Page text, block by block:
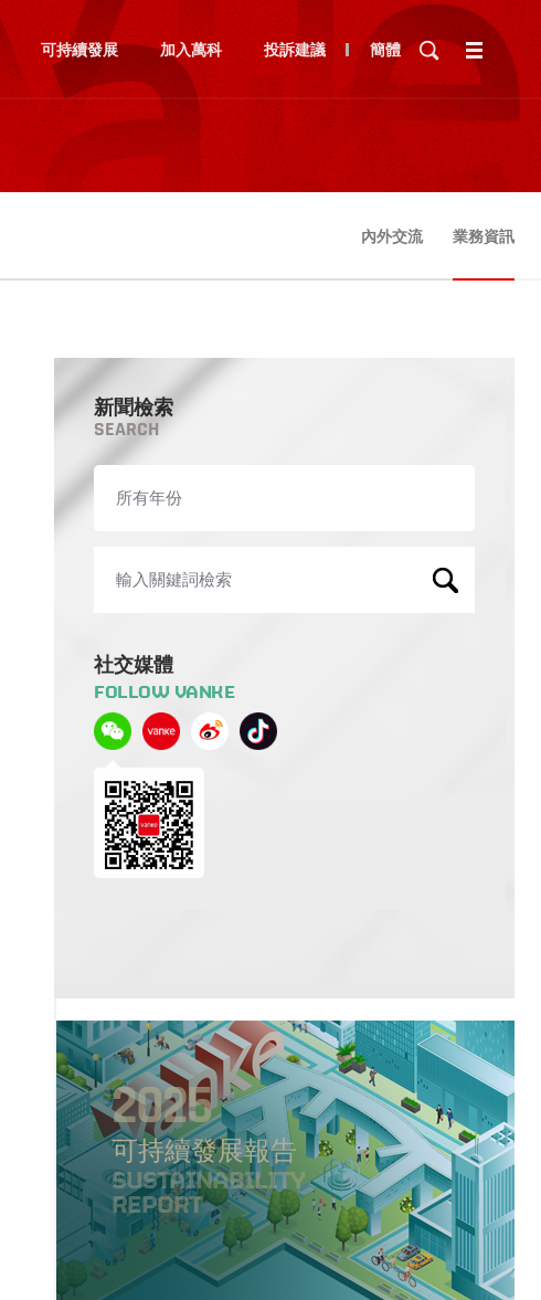
可持續發展 加入萬科 投訴建議 簡體
內外交流 業務資訊
新聞檢索
SEARCH
社交媒體
FOLLOW VANKE
2025
可持續發展報告
SUSTAINABILITY
REPORT